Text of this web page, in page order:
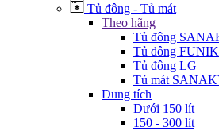
Tủ đông - Tủ mát
Theo hãng
Tủ đông
Tủ đông
Tủ đông LG
Tủ mát
Dung tích
Dưới 150 lít
150 - 300 lít